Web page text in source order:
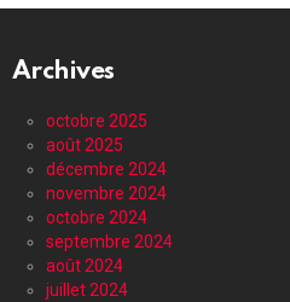
Archives
octobre 2025
août 2025
décembre 2024
novembre 2024
octobre 2024
septembre 2024
août 2024
juillet 2024